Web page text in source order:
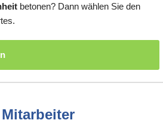
betonen? Dann wählen Sie den
Mitarbeiter